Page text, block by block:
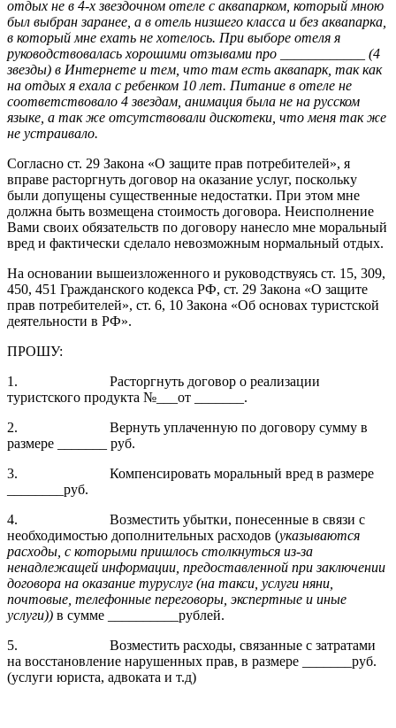
отдых не в 4-х звездочном отеле с аквапарком, который мною
был выбран заранее, а в отель низшего класса и без аквапарка,
в который мне ехать не хотелось. При выборе отеля я
руководствовалась хорошими отзывами про ____________ (4
звезды) в Интернете и тем, что там есть аквапарк, так как
на отдых я ехала с ребенком 10 лет. Питание в отеле не
соответствовало 4 звездам, анимация была не на русском
языке, а так же отсутствовали дискотеки, что меня так же
не устраивало.
Согласно ст. 29 Закона «О защите прав потребителей», я
вправе расторгнуть договор на оказание услуг, поскольку
были допущены существенные недостатки. При этом мне
должна быть возмещена стоимость договора. Неисполнение
Вами своих обязательств по договору нанесло мне моральный
вред и фактически сделало невозможным нормальный отдых.
На основании вышеизложенного и руководствуясь ст. 15, 309,
450, 451 Гражданского кодекса РФ, ст. 29 Закона «О защите
прав потребителей», ст. 6, 10 Закона «Об основах туристской
деятельности в РФ».
ПРОШУ:
1. Расторгнуть договор о реализации
туристского продукта №___от _______.
2. Вернуть уплаченную по договору сумму в
размере _______ руб.
3. Компенсировать моральный вред в размере
________руб.
4. Возместить убытки, понесенные в связи с
необходимостью дополнительных расходов (указываются
расходы, с которыми пришлось столкнуться из-за
ненадлежащей информации, предоставленной при заключении
договора на оказание туруслуг (на такси, услуги няни,
почтовые, телефонные переговоры, экспертные и иные
услуги)) в сумме __________рублей.
5. Возместить расходы, связанные с затратами
на восстановление нарушенных прав, в размере _______руб.
(услуги юриста, адвоката и т.д)